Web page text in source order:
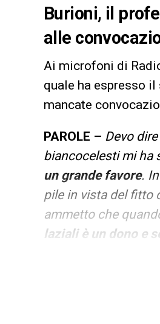
Burioni, il
alle
Ai microfoni di
quale ha espresso
mancate
PAROLE – Devo
biancocelesti mi ha
un grande favore.
pile in vista del fitto
ammetto che
laziali è un dono e
Roma è quella di